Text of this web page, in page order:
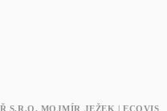
S.R.O. MOJMÍR JEŽEK | ECOVIS